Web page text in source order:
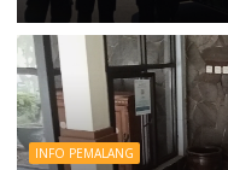
INFO PEMALANG